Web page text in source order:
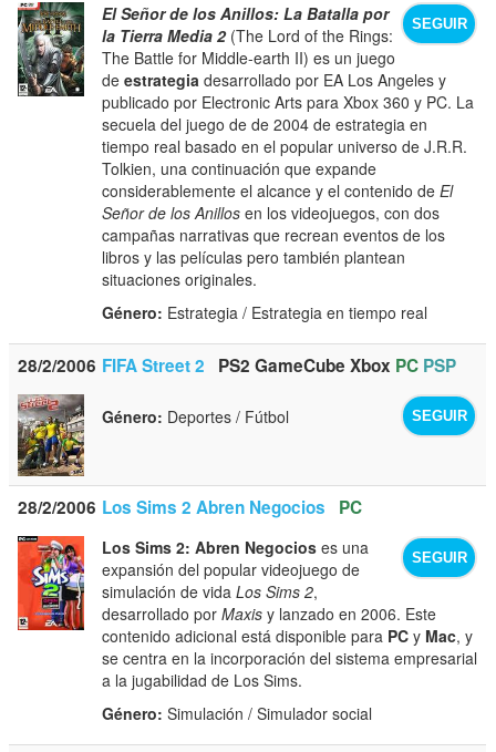
SEGUIR
El Señor de los Anillos: La Batalla por
la Tierra Media 2(The Lord of the Rings:
The Battle for Middle-earth II) es un juego
deestrategia desarrollado por EA Los Angeles y
publicado por Electronic Arts para Xbox 360 y PC. La
secuela del juego de de 2004 de estrategia en
tiempo real basado en el popular universo de J.R.R.
Tolkien, una continuación que expande
considerablemente el alcance y el contenido deEl
Señor de los Anillos en los videojuegos, con dos
campañas narrativas que recrean eventos de los
libros y las películas pero también plantean
situaciones originales.
Género: Estrategia / Estrategia en tiempo real
28/2/2006 FIFA Street 2 PS2 GameCube Xbox PC PSP
SEGUIR
Género: Deportes / Fútbol
28/2/2006 Los Sims 2 Abren Negocios PC
SEGUIR
Los Sims 2: Abren Negocios es una
expansión del popular videojuego de
simulación de vidaLos Sims 2,
desarrollado porMaxis y lanzado en 2006. Este
contenido adicional está disponible para PC y Mac, y
se centra en la incorporación del sistema empresarial
a la jugabilidad de Los Sims.
Género: Simulación / Simulador social